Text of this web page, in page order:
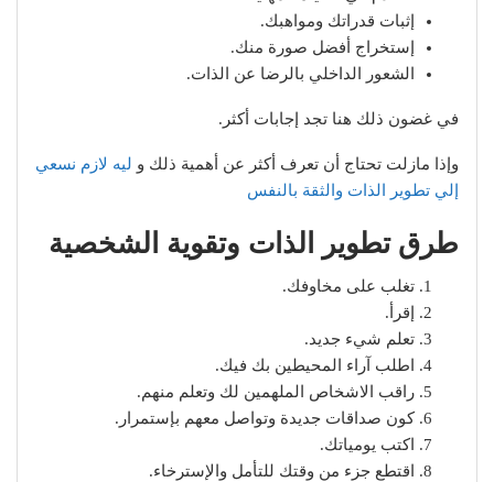
إثبات قدراتك ومواهبك.
إستخراج أفضل صورة منك.
الشعور الداخلي بالرضا عن الذات.
في غضون ذلك هنا تجد إجابات أكثر.
وإذا مازلت تحتاج أن تعرف أكثر عن أهمية ذلك و ليه لازم نسعي
إلي تطوير الذات والثقة بالنفس
طرق تطوير الذات وتقوية الشخصية
تغلب على مخاوفك.
إقرأ.
تعلم شيء جديد.
اطلب آراء المحيطين بك فيك.
راقب الاشخاص الملهمين لك وتعلم منهم.
كون صداقات جديدة وتواصل معهم بإستمرار.
اكتب يومياتك.
اقتطع جزء من وقتك للتأمل والإسترخاء.